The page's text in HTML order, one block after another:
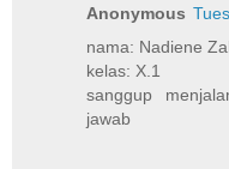
Anonymous
nama: Nadiene
kelas: X.1
sanggup
jawab